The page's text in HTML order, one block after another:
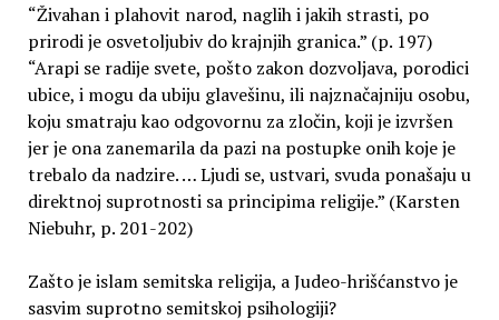
“Živahan i plahovit narod, naglih i jakih strasti, po
prirodi je osvetoljubiv do krajnjih granica.” (p. 197)
“Arapi se radije svete, pošto zakon dozvoljava, porodici
ubice, i mogu da ubiju glavešinu, ili najznačajniju osobu,
koju smatraju kao odgovornu za zločin, koji je izvršen
jer je ona zanemarila da pazi na postupke onih koje je
trebalo da nadzire. … Ljudi se, ustvari, svuda ponašaju u
direktnoj suprotnosti sa principima religije.” (Karsten
Niebuhr, p. 201-202)
Zašto je islam semitska religija, a Judeo-hrišćanstvo je
sasvim suprotno semitskoj psihologiji?